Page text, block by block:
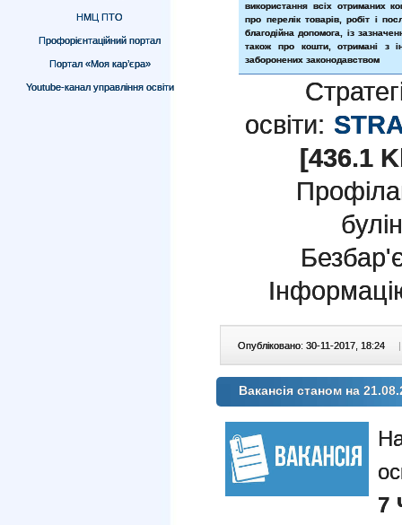
НМЦ ПТО
Профорієнтаційний портал
Портал «Моя кар’єра»
Youtube-канал управління освіти
використання всіх отриманих
про перелік товарів, робіт і
благодійна допомога, із
також про кошти, отримані з
заборонених законодавством
освіти:
[436.1
Опубліковано: 30-11-2017, 18:24 |
Вакансія станом на
7